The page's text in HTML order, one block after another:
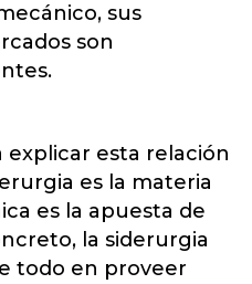
sus
son
esta relación
es la materia
es la apuesta de
la siderurgia
todo en proveer